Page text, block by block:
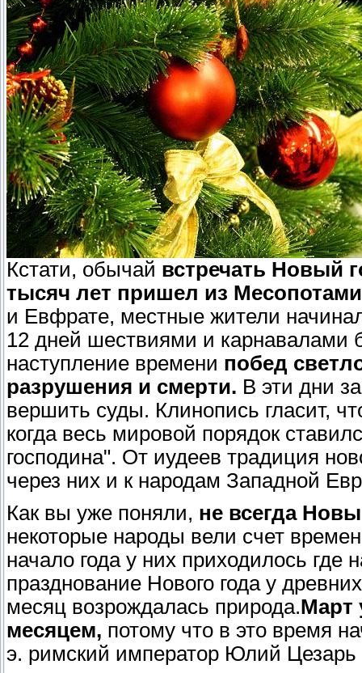
Кстати, обычай встречать Новый
тысяч лет пришел из
и Евфрате, местные жители
12 дней шествиями и карнавалами
наступление времени побед
разрушения и смерти. В эти дни
вершить суды. Клинопись гласит,
когда весь мировой порядок
господина". От иудеев традиция
через них и к народам Западной
Как вы уже поняли, не всегда
некоторые народы вели счет
начало года у них приходилось где
празднование Нового года у
месяц возрождалась природа.Март
месяцем, потому что в это время
э. римский император Юлий Цезарь